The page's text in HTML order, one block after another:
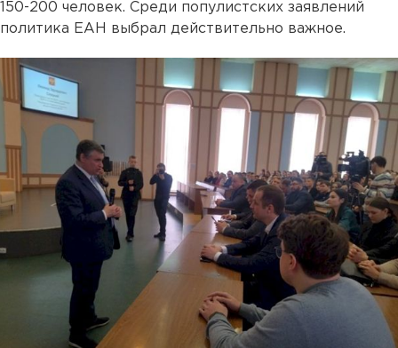
150-200 человек. Среди популистских заявлений
политика ЕАН выбрал действительно важное.